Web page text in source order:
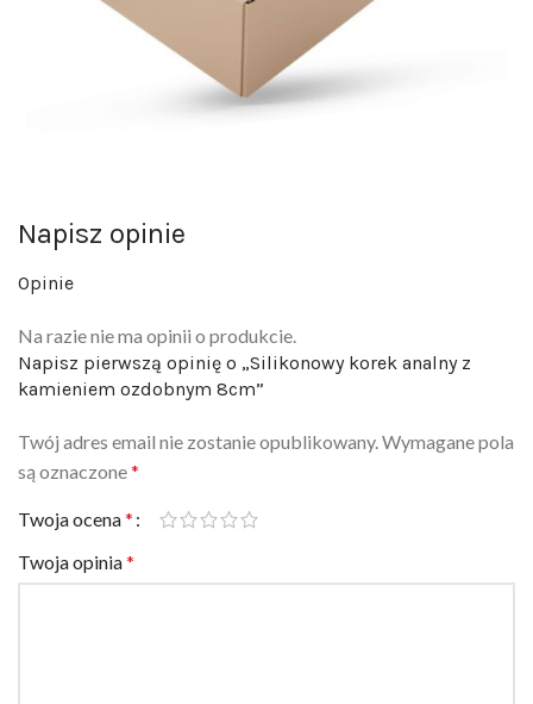
Napisz opinie
Opinie
Na razie nie ma opinii o produkcie.
Napisz pierwszą opinię o „Silikonowy korek analny z
kamieniem ozdobnym 8cm”
Twój adres email nie zostanie opublikowany. Wymagane pola
są oznaczone *
Twoja ocena *
Twoja opinia *